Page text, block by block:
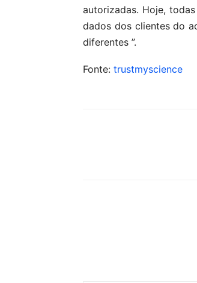
autorizadas. Hoje,
dados dos clientes do
diferentes ”.
Fonte: trustmyscience